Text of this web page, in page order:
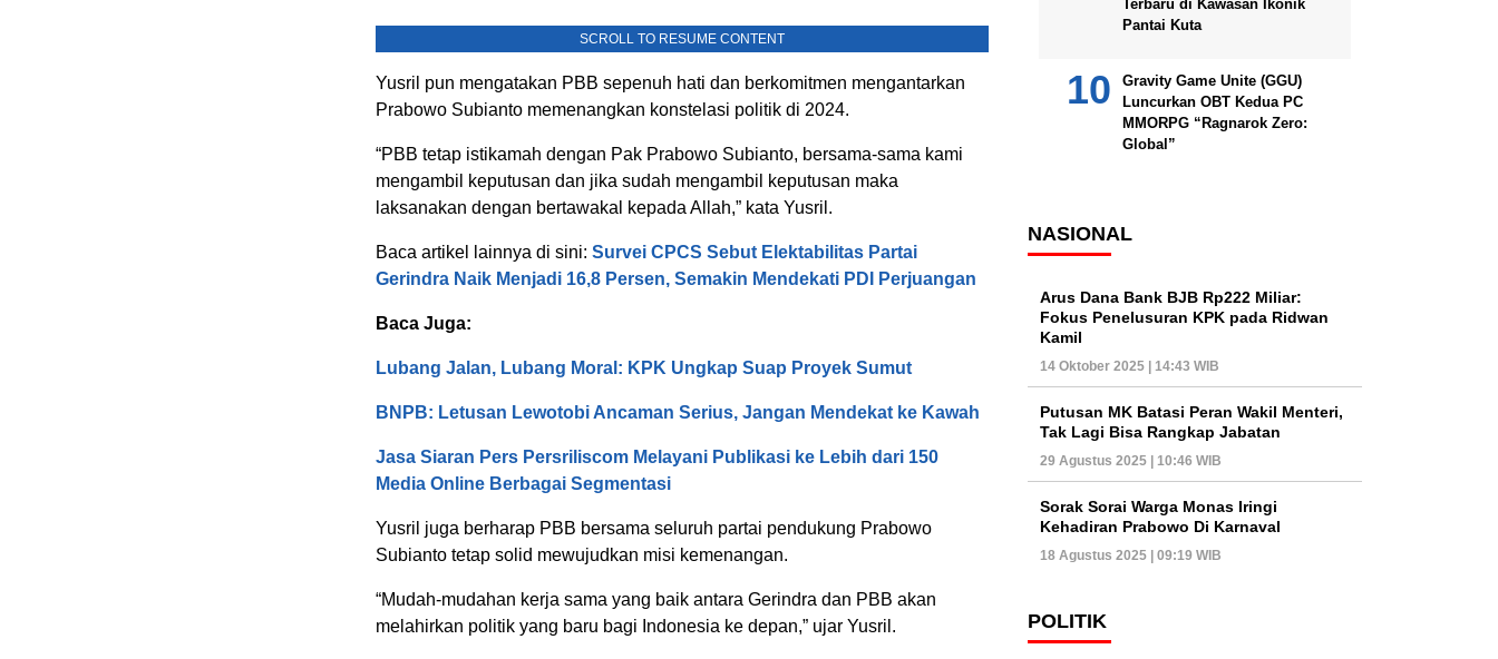
SCROLL TO RESUME CONTENT
Yusril pun mengatakan PBB sepenuh hati dan berkomitmen mengantarkan
Prabowo Subianto memenangkan konstelasi politik di 2024.
“PBB tetap istikamah dengan Pak Prabowo Subianto, bersama-sama kami
mengambil keputusan dan jika sudah mengambil keputusan maka
laksanakan dengan bertawakal kepada Allah,” kata Yusril.
Baca artikel lainnya di sini: Survei CPCS Sebut Elektabilitas Partai
Gerindra Naik Menjadi 16,8 Persen, Semakin Mendekati PDI Perjuangan
Baca Juga:
Lubang Jalan, Lubang Moral: KPK Ungkap Suap Proyek Sumut
BNPB: Letusan Lewotobi Ancaman Serius, Jangan Mendekat ke Kawah
Jasa Siaran Pers Persriliscom Melayani Publikasi ke Lebih dari 150
Media Online Berbagai Segmentasi
Yusril juga berharap PBB bersama seluruh partai pendukung Prabowo
Subianto tetap solid mewujudkan misi kemenangan.
“Mudah-mudahan kerja sama yang baik antara Gerindra dan PBB akan
melahirkan politik yang baru bagi Indonesia ke depan,” ujar Yusril.
Terbaru di Kawasan Ikonik
Pantai Kuta
Gravity Game Unite (GGU)
Luncurkan OBT Kedua PC
MMORPG “Ragnarok Zero:
Global”
NASIONAL
Arus Dana Bank BJB Rp222 Miliar:
Fokus Penelusuran KPK pada Ridwan
Kamil
14 Oktober 2025 | 14:43 WIB
Putusan MK Batasi Peran Wakil Menteri,
Tak Lagi Bisa Rangkap Jabatan
29 Agustus 2025 | 10:46 WIB
Sorak Sorai Warga Monas Iringi
Kehadiran Prabowo Di Karnaval
18 Agustus 2025 | 09:19 WIB
POLITIK